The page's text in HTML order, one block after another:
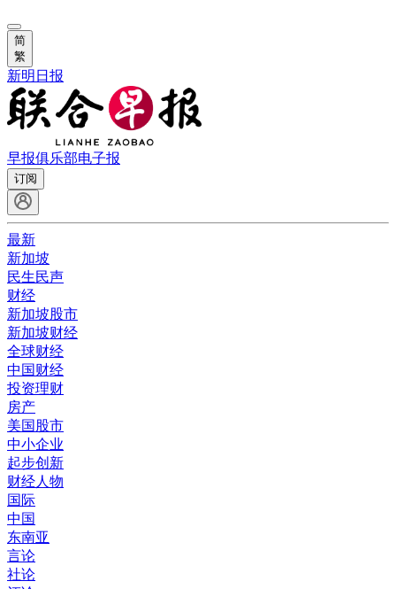
简
繁
新明日报
早报俱乐部电子报
订阅
最新
新加坡
民生民声
财经
新加坡股市
新加坡财经
全球财经
中国财经
投资理财
房产
美国股市
中小企业
起步创新
财经人物
国际
中国
东南亚
言论
社论